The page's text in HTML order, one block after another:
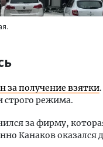
за получение взятки
строго режима.
за фирму,
Канаков